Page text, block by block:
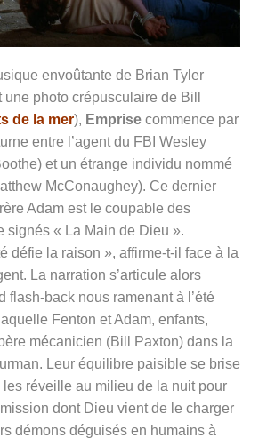
envoûtante de Brian Tyler
une photo crépusculaire de Bill
de la mer), Emprise commence par
entre l’agent du FBI Wesley
et un étrange individu nommé
McConaughey). Ce dernier
Adam est le coupable des
signés « La Main de Dieu ».
défie la raison », affirme-t-il face à la
La narration s’articule alors
flash-back nous ramenant à l’été
Fenton et Adam, enfants,
mécanicien (Bill Paxton) dans la
Leur équilibre paisible se brise
les réveille au milieu de la nuit pour
dont Dieu vient de le charger
démons déguisés en humains à